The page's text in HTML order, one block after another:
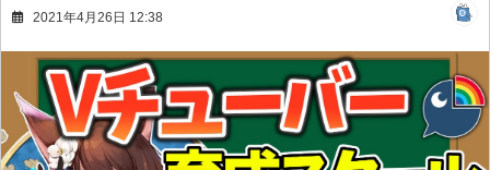
2021年4月26日 12:38